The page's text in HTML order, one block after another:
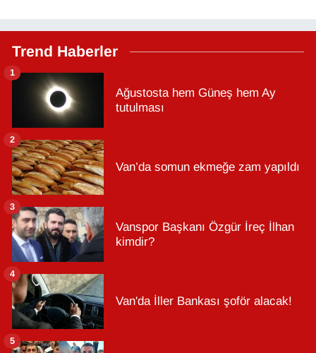
Trend Haberler
Ağustosta hem Güneş hem Ay
tutulması
1
Van’da somun ekmeğe zam yapıldı
2
Vanspor Başkanı Özgür İreç İlhan
kimdir?
3
Van'da İller Bankası şoför alacak!
4
5